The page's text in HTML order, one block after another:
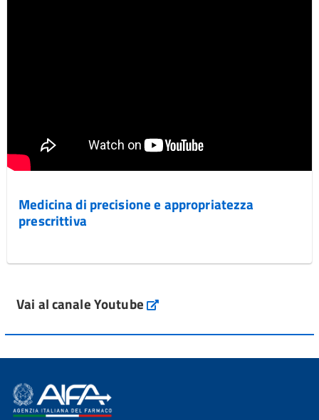
Medicina di precisione e appropriatezza
prescrittiva
Vai al canale Youtube